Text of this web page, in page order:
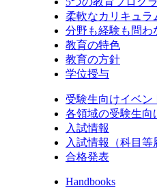
柔軟なカリキュラ
分野も経験も問
教育の特色
教育の方針
学位授与
受験生向けイベン
各領域の受験生向
入試情報
入試情報（科目等
合格発表
Handbooks